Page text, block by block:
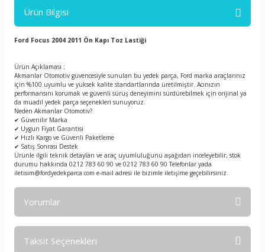
Ürün Bilgisi
Ford Focus 2004 2011 Ön Kapı Toz Lastiği
Ürün Açıklaması ;
Akmanlar Otomotiv güvencesiyle sunulan bu yedek parça, Ford marka araçlarınız
için %100 uyumlu ve yüksek kalite standartlarında üretilmiştir. Acınızın
performansını korumak ve güvenli sürüş deneyimini sürdürebilmek için orijinal ya
da muadil yedek parça seçenekleri sunuyoruz.
Neden Akmanlar Otomotiv?
✔ Güvenilir Marka
✔ Uygun Fiyat Garantisi
✔ Hızlı Kargo ve Güvenli Paketleme
✔ Satış Sonrası Destek
Ürünle ilgili teknik detayları ve araç uyumluluğunu aşağıdan inceleyebilir, stok
durumu hakkında 0212 783 60 90 ve 0212 783 60 90 Telefonlar yada
iletisim@fordyedekparca.com e-mail adresi ile bizimle iletişime geçebilirsiniz.
Yorumlar
Taksit Seçenekleri